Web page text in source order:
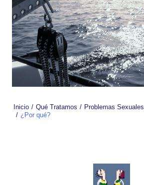
Inicio Qué Tratamos Problemas Sexuales
¿Por qué?